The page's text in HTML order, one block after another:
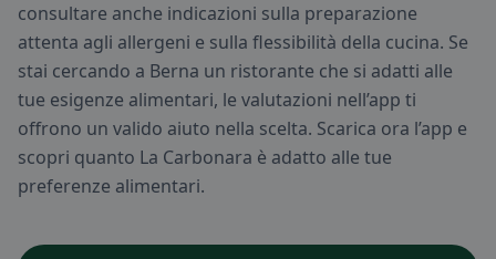
consultare anche indicazioni sulla preparazione
attenta agli allergeni e sulla flessibilità della cucina. Se
stai cercando a Berna un ristorante che si adatti alle
tue esigenze alimentari, le valutazioni nell’app ti
offrono un valido aiuto nella scelta. Scarica ora l’app e
scopri quanto La Carbonara è adatto alle tue
preferenze alimentari.